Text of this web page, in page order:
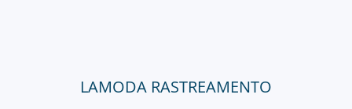
LAMODA RASTREAMENTO